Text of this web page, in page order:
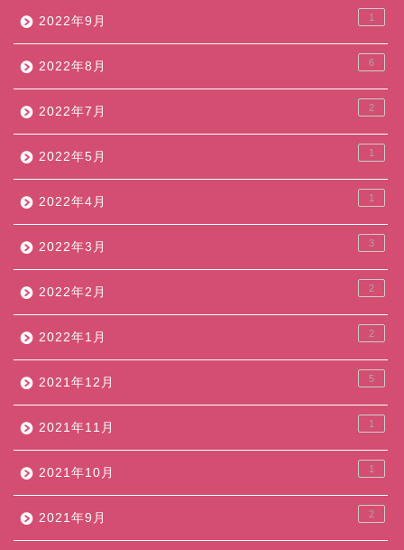
2022年9月 1
2022年8月 6
2022年7月 2
2022年5月 1
2022年4月 1
2022年3月 3
2022年2月 2
2022年1月 2
2021年12月 5
2021年11月 1
2021年10月 1
2021年9月 2